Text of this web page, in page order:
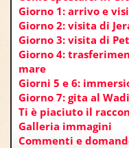
Giorno 1: arrivo e
Giorno 2: visita di
Giorno 3: visita di
Giorno 4:
mare
Giorni 5 e 6:
Giorno 7: gita al
Ti è piaciuto il
Galleria immagini
Commenti e